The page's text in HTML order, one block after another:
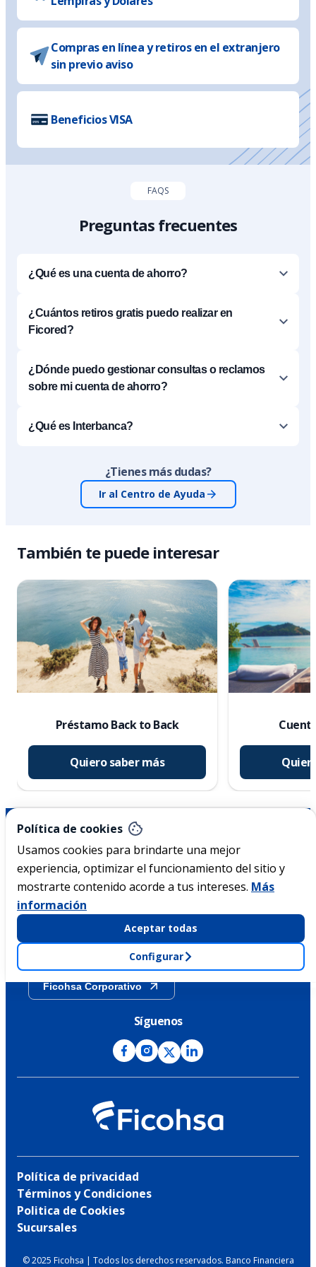
Compras en línea y retiros en el extranjero
sin previo aviso
Beneficios VISA
FAQS
Preguntas frecuentes
¿Qué es una cuenta de ahorro?
¿Cuántos retiros gratis puedo realizar en
Ficored?
¿Dónde puedo gestionar consultas o reclamos
sobre mi cuenta de ahorro?
¿Qué es Interbanca?
¿Tienes más dudas?
Ir al Centro de Ayuda
También te puede interesar
Préstamo Back to Back
Quiero saber más
Política de cookies
Usamos cookies para brindarte una mejor
experiencia, optimizar el funcionamiento del sitio y
mostrarte contenido acorde a tus intereses. Más
información
Aceptar todas
Configurar
Acerca de Ficohsa
Sostenibilidad
Transparencia
Ficohsa Corporativo
Síguenos
Política de privacidad
Términos y Condiciones
Politica de Cookies
Sucursales
© 2025 Ficohsa | Todos los derechos reservados. Banco Financiera